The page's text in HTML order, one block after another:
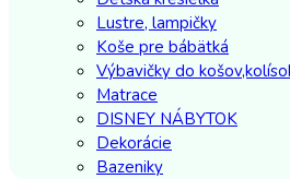
Lustre, lampičky
Koše pre bábätká
Výbavičky do
Matrace
DISNEY NÁBYTOK
Dekorácie
Bazeniky